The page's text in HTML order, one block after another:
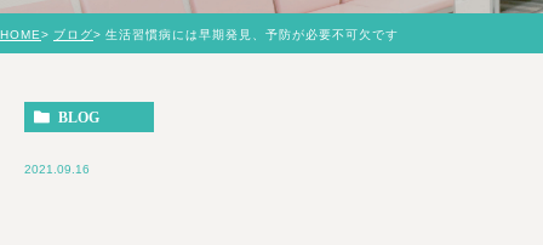
HOME ブログ 生活習慣病には早期発見、予防が必要不可欠です
BLOG
2021.09.16